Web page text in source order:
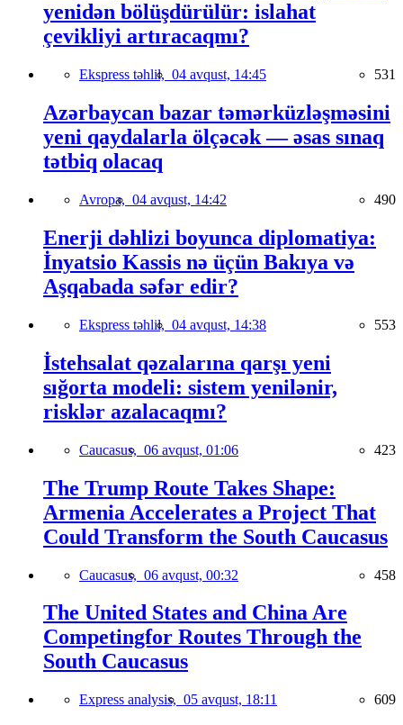
yenidən bölüşdürülür: islahat
çevikliyi artıracaqmı?
Ekspress təhlil, 04 avqust, 14:45 531
Azərbaycan bazar təmərküzləşməsini
yeni qaydalarla ölçəcək — əsas sınaq
tətbiq olacaq
Avropa, 04 avqust, 14:42 490
Enerji dəhlizi boyunca diplomatiya:
İnyatsio Kassis nə üçün Bakıya və
Aşqabada səfər edir?
Ekspress təhlil, 04 avqust, 14:38 553
İstehsalat qəzalarına qarşı yeni
sığorta modeli: sistem yenilənir,
risklər azalacaqmı?
Caucasus, 06 avqust, 01:06 423
The Trump Route Takes Shape:
Armenia Accelerates a Project That
Could Transform the South Caucasus
Caucasus, 06 avqust, 00:32 458
The United States and China Are
Competingfor Routes Through the
South Caucasus
Express analysis, 05 avqust, 18:11 609